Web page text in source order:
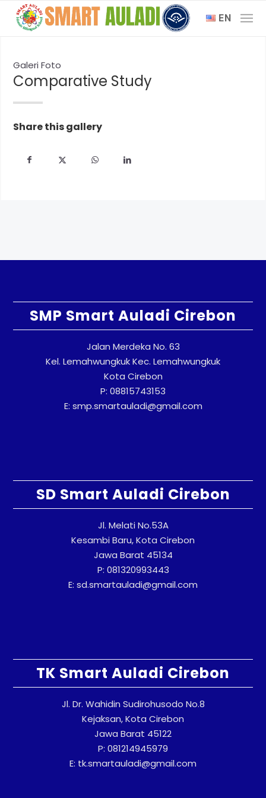
EN
Galeri Foto
Comparative Study
Share this gallery
SMP Smart Auladi Cirebon
Jalan Merdeka No. 63
Kel. Lemahwungkuk Kec. Lemahwungkuk
Kota Cirebon
P: 08815743153
E: smp.smartauladi@gmail.com
SD Smart Auladi Cirebon
Jl. Melati No.53A
Kesambi Baru, Kota Cirebon
Jawa Barat 45134
P: 081320993443
E: sd.smartauladi@gmail.com
TK Smart Auladi Cirebon
Jl. Dr. Wahidin Sudirohusodo No.8
Kejaksan, Kota Cirebon
Jawa Barat 45122
P: 081214945979
E: tk.smartauladi@gmail.com